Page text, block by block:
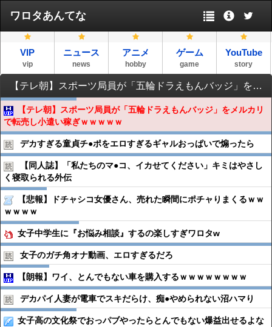
ワロタあんてな
VIP
vip
ニュース
news
アニメ
hobby
ゲーム
game
YouTube
story
【テレ朝】スポーツ局員が「五輪ドラえもんバッジ」をメルカリで転売し小遣い稼ぎｗｗｗｗｗ
【テレ朝】スポーツ局員が「五輪ドラえもんバッジ」をメルカリ
で転売し小遣い稼ぎｗｗｗｗｗ
デカすぎる童貞チ●︎ポをエロすぎるギャルおっぱいで煽ったら
【同人誌】「私たちのマ●︎コ、イカせてください」キミはやさし
く寝取られる外伝
【悲報】ドチャシコ女優さん、売れた瞬間にポチャりまくるｗｗ
ｗｗｗｗ
女子中学生に『お悩み相談』するの楽しすぎワロタw
女子のガチ角オナ動画、エロすぎるだろ
【朗報】ワイ、とんでもない車を購入するｗｗｗｗｗｗｗｗ
デカパイ人妻が電車でスキだらけ、痴●︎やめられない沼ハマり
女子高の文化祭でおっパブやったらとんでもない爆益出せるよな